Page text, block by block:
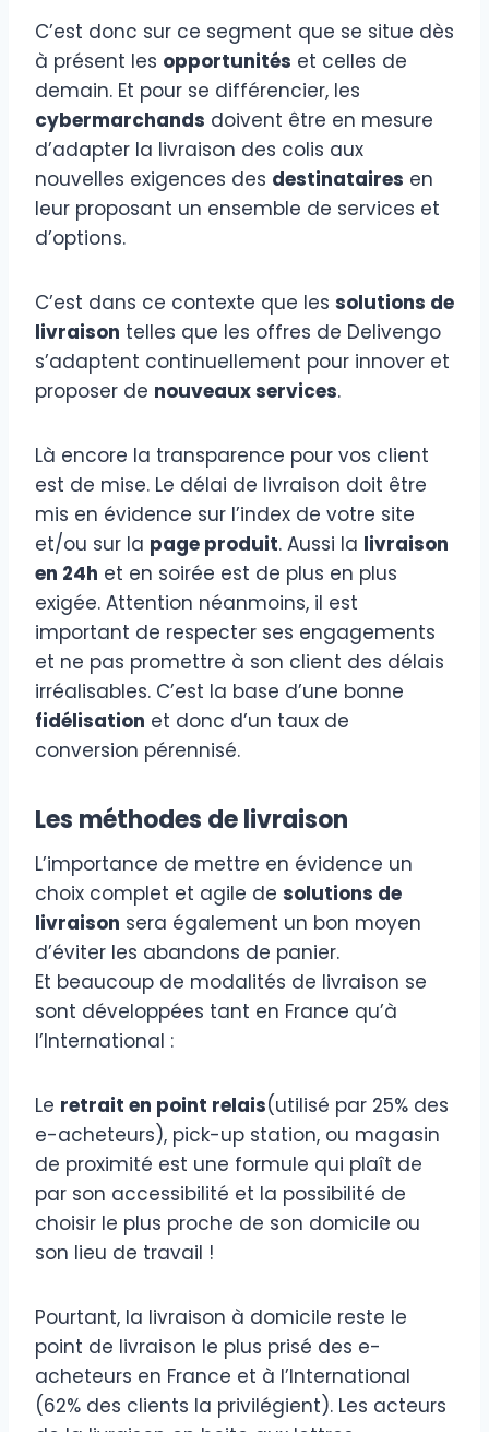
C’est donc sur ce segment que se situe dès
à présent les opportunités et celles de
demain. Et pour se différencier, les
cybermarchands doivent être en mesure
d’adapter la livraison des colis aux
nouvelles exigences des destinataires en
leur proposant un ensemble de services et
d’options.
C’est dans ce contexte que les solutions de
livraison telles que les offres de Delivengo
s’adaptent continuellement pour innover et
proposer de nouveaux services.
Là encore la transparence pour vos client
est de mise. Le délai de livraison doit être
mis en évidence sur l’index de votre site
et/ou sur la page produit. Aussi la livraison
en 24h et en soirée est de plus en plus
exigée. Attention néanmoins, il est
important de respecter ses engagements
et ne pas promettre à son client des délais
irréalisables. C’est la base d’une bonne
fidélisation et donc d’un taux de
conversion pérennisé.
Les méthodes de livraison
L’importance de mettre en évidence un
choix complet et agile de solutions de
livraison sera également un bon moyen
d’éviter les abandons de panier.
Et beaucoup de modalités de livraison se
sont développées tant en France qu’à
l’International :
Le retrait en point relais(utilisé par 25% des
e-acheteurs), pick-up station, ou magasin
de proximité est une formule qui plaît de
par son accessibilité et la possibilité de
choisir le plus proche de son domicile ou
son lieu de travail !
Pourtant, la livraison à domicile reste le
point de livraison le plus prisé des e-
acheteurs en France et à l’International
(62% des clients la privilégient). Les acteurs